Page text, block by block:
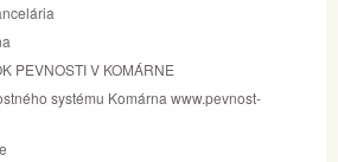
PEVNOSTI V KOMÁRNE
systému Komárna www.pevnost-